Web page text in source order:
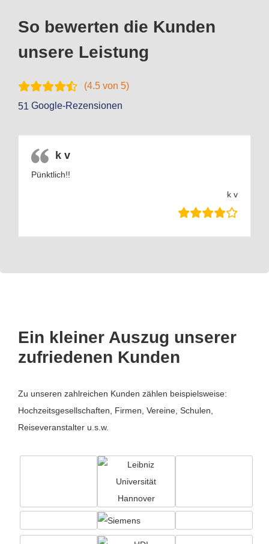
So bewerten die Kunden
unsere Leistung
(4.5 von 5)
51 Google-Rezensionen
k v
Pünktlich!!
k v
Ein kleiner Auszug unserer
zufriedenen Kunden
Zu unseren zahlreichen Kunden zählen beispielsweise:
Hochzeitsgesellschaften, Firmen, Vereine, Schulen,
Reiseveranstalter u.s.w.